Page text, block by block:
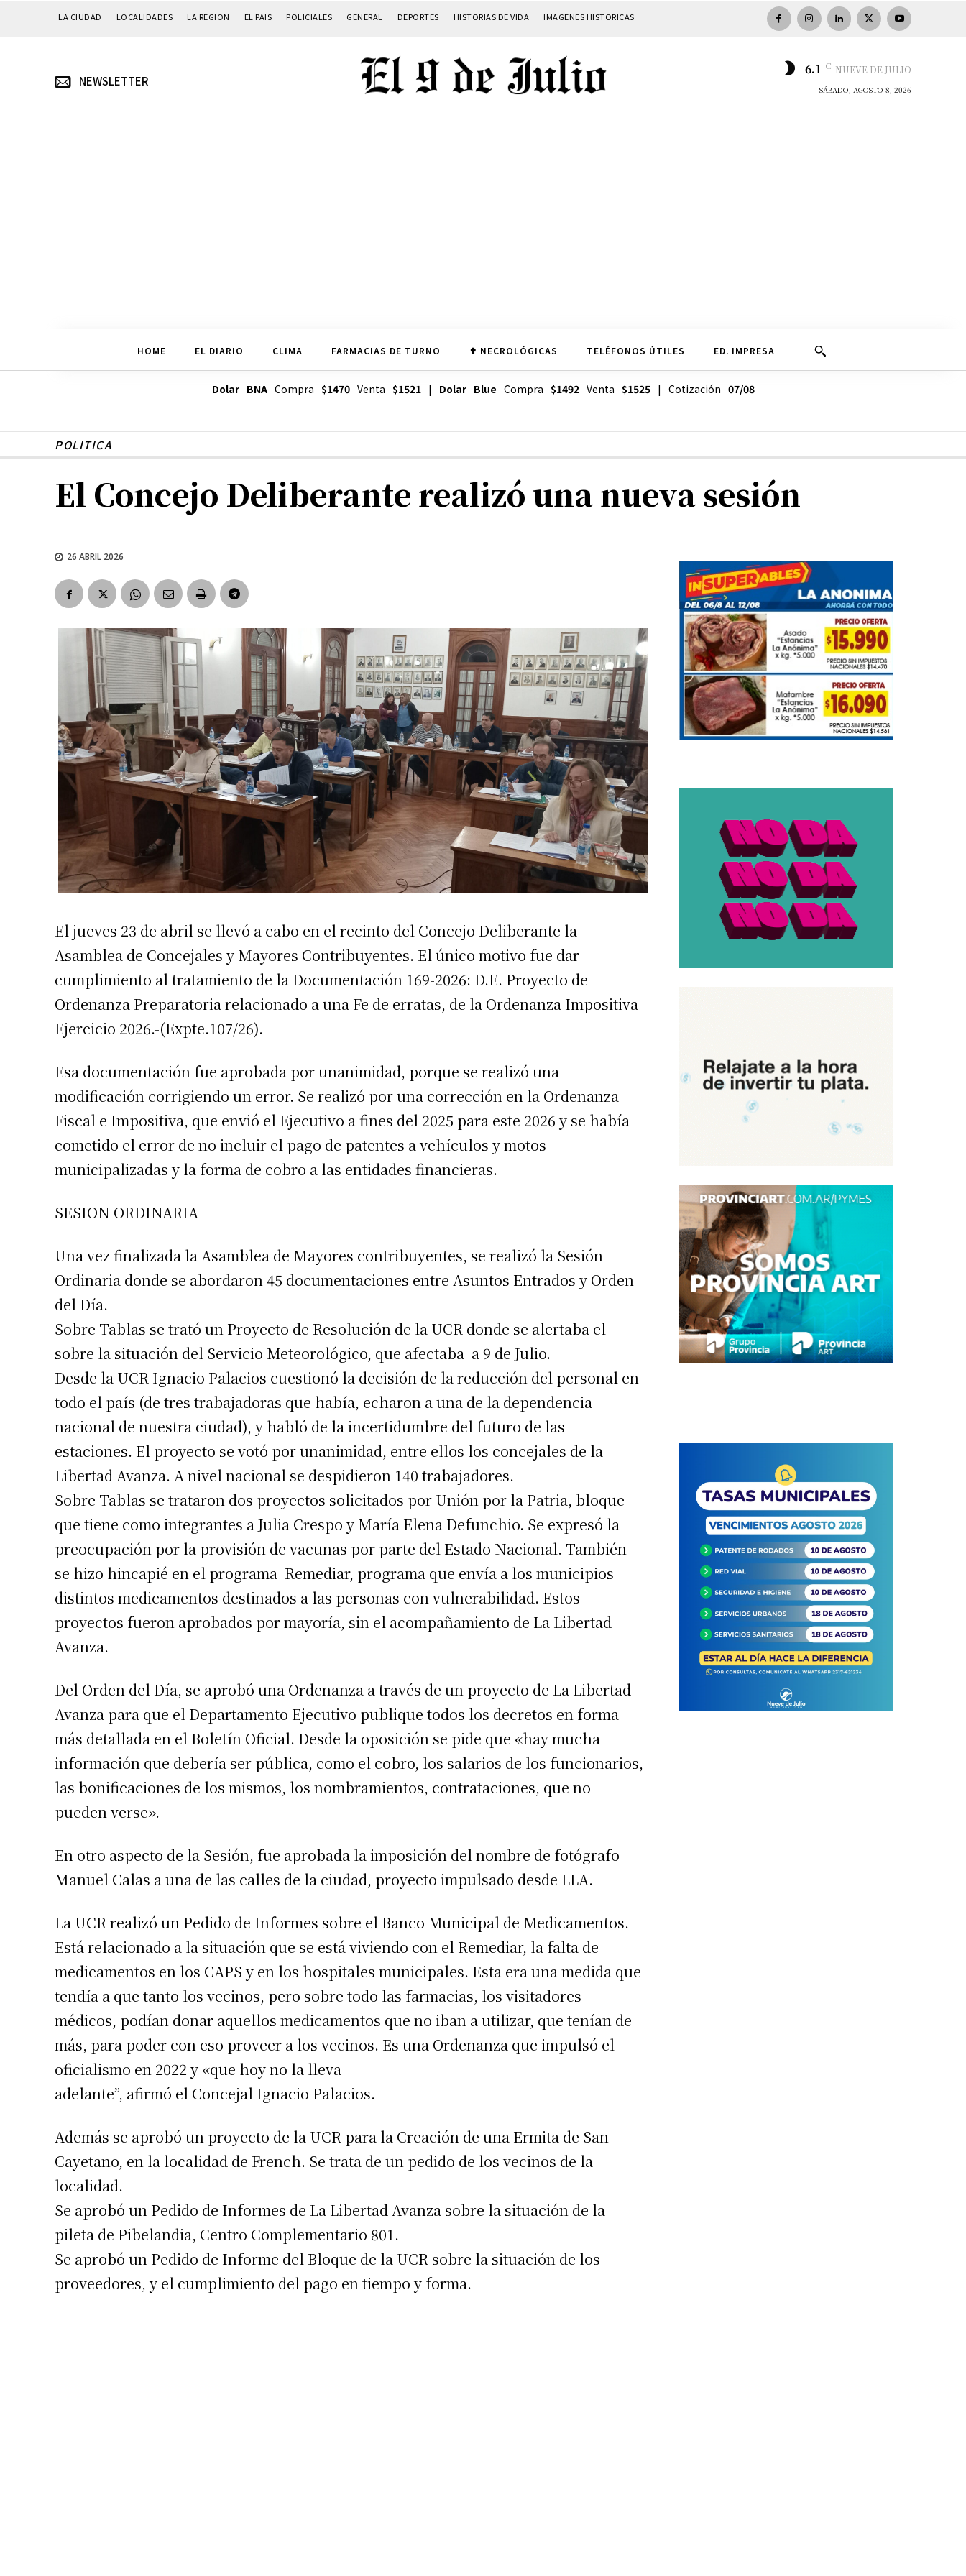
Suscribirme gratis
*
Dirección de correo electrónico*
Nombre
Apellidos
LA CIUDAD LOCALIDADES LA REGION EL PAIS POLICIALES GENERAL DEPORTES HISTORIAS DE VIDA IMAGENES HISTORICAS
NEWSLETTER
6.1 C NUEVE DE JULIO
SÁBADO, AGOSTO 8, 2026
HOME EL DIARIO CLIMA FARMACIAS DE TURNO ✟ NECROLÓGICAS TELÉFONOS ÚTILES ED. IMPRESA
Dolar BNACompra $1470Venta $1521| Dolar Blue Compra $1492Venta $1525| Cotización 07/08
POLITICA
El Concejo Deliberante realizó una nueva sesión
26 ABRIL 2026
El jueves 23 de abril se llevó a cabo en el recinto del Concejo Deliberante la
Asamblea de Concejales y Mayores Contribuyentes. El único motivo fue dar
cumplimiento al tratamiento de la Documentación 169-2026: D.E. Proyecto de
Ordenanza Preparatoria relacionado a una Fe de erratas, de la Ordenanza Impositiva
Ejercicio 2026.-(Expte.107/26).
Esa documentación fue aprobada por unanimidad, porque se realizó una
modificación corrigiendo un error. Se realizó por una corrección en la Ordenanza
Fiscal e Impositiva, que envió el Ejecutivo a fines del 2025 para este 2026 y se había
cometido el error de no incluir el pago de patentes a vehículos y motos
municipalizadas y la forma de cobro a las entidades financieras.
SESION ORDINARIA
Una vez finalizada la Asamblea de Mayores contribuyentes, se realizó la Sesión
Ordinaria donde se abordaron 45 documentaciones entre Asuntos Entrados y Orden
del Día.
Sobre Tablas se trató un Proyecto de Resolución de la UCR donde se alertaba el
sobre la situación del Servicio Meteorológico, que afectaba a 9 de Julio.
Desde la UCR Ignacio Palacios cuestionó la decisión de la reducción del personal en
todo el país (de tres trabajadoras que había, echaron a una de la dependencia
nacional de nuestra ciudad), y habló de la incertidumbre del futuro de las
estaciones. El proyecto se votó por unanimidad, entre ellos los concejales de la
Libertad Avanza. A nivel nacional se despidieron 140 trabajadores.
Sobre Tablas se trataron dos proyectos solicitados por Unión por la Patria, bloque
que tiene como integrantes a Julia Crespo y María Elena Defunchio. Se expresó la
preocupación por la provisión de vacunas por parte del Estado Nacional. También
se hizo hincapié en el programa Remediar, programa que envía a los municipios
distintos medicamentos destinados a las personas con vulnerabilidad. Estos
proyectos fueron aprobados por mayoría, sin el acompañamiento de La Libertad
Avanza.
Del Orden del Día, se aprobó una Ordenanza a través de un proyecto de La Libertad
Avanza para que el Departamento Ejecutivo publique todos los decretos en forma
más detallada en el Boletín Oficial. Desde la oposición se pide que «hay mucha
información que debería ser pública, como el cobro, los salarios de los funcionarios,
las bonificaciones de los mismos, los nombramientos, contrataciones, que no
pueden verse».
En otro aspecto de la Sesión, fue aprobada la imposición del nombre de fotógrafo
Manuel Calas a una de las calles de la ciudad, proyecto impulsado desde LLA.
La UCR realizó un Pedido de Informes sobre el Banco Municipal de Medicamentos.
Está relacionado a la situación que se está viviendo con el Remediar, la falta de
medicamentos en los CAPS y en los hospitales municipales. Esta era una medida que
tendía a que tanto los vecinos, pero sobre todo las farmacias, los visitadores
médicos, podían donar aquellos medicamentos que no iban a utilizar, que tenían de
más, para poder con eso proveer a los vecinos. Es una Ordenanza que impulsó el
oficialismo en 2022 y «que hoy no la lleva
adelante”, afirmó el Concejal Ignacio Palacios.
Además se aprobó un proyecto de la UCR para la Creación de una Ermita de San
Cayetano, en la localidad de French. Se trata de un pedido de los vecinos de la
localidad.
Se aprobó un Pedido de Informes de La Libertad Avanza sobre la situación de la
pileta de Pibelandia, Centro Complementario 801.
Se aprobó un Pedido de Informe del Bloque de la UCR sobre la situación de los
proveedores, y el cumplimiento del pago en tiempo y forma.